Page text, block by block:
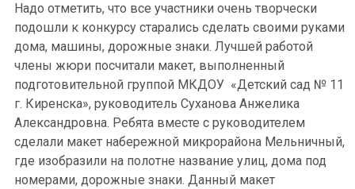
Надо отметить, что все участники очень творчески
подошли к конкурсу старались сделать своими руками
дома, машины, дорожные знаки. Лучшей работой
члены жюри посчитали макет, выполненный
подготовительной группой МКДОУ «Детский сад № 11
г. Киренска», руководитель Суханова Анжелика
Александровна. Ребята вместе с руководителем
сделали макет набережной микрорайона Мельничный,
где изобразили на полотне название улиц, дома под
номерами, дорожные знаки. Данный макет